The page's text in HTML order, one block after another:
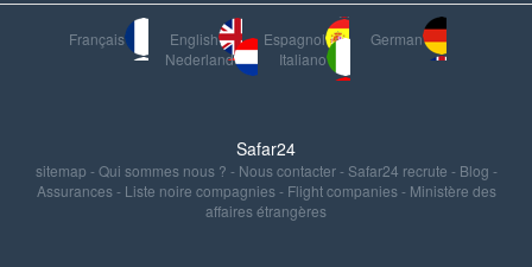
Français English Espagnol
German
Nederland
Italiano
Safar24
sitemap -Qui sommes nous ? - Nous contacter-Safar24 recrute - Blog -
Assurances- Liste noire compagnies- Flight companies- Ministère des
affaires étrangères